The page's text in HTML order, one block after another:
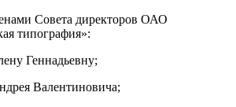
Совета директоров ОАО
типография»:
Геннадьевну;
Валентиновича;